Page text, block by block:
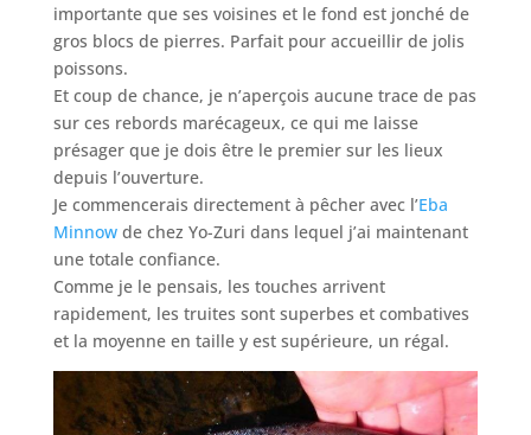
importante que ses voisines et le fond est jonché de
gros blocs de pierres. Parfait pour accueillir de jolis
poissons.
Et coup de chance, je n’aperçois aucune trace de pas
sur ces rebords marécageux, ce qui me laisse
présager que je dois être le premier sur les lieux
depuis l’ouverture.
Je commencerais directement à pêcher avec l’Eba
Minnowde chez Yo-Zuri dans lequel j’ai maintenant
une totale confiance.
Comme je le pensais, les touches arrivent
rapidement, les truites sont superbes et combatives
et la moyenne en taille y est supérieure, un régal.